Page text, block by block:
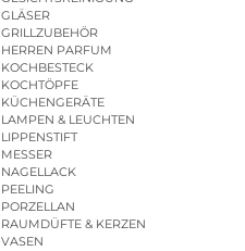
GLÄSER
GRILLZUBEHÖR
HERREN PARFUM
KOCHBESTECK
KOCHTÖPFE
KÜCHENGERÄTE
LAMPEN & LEUCHTEN
LIPPENSTIFT
MESSER
NAGELLACK
PEELING
PORZELLAN
RAUMDÜFTE & KERZEN
VASEN